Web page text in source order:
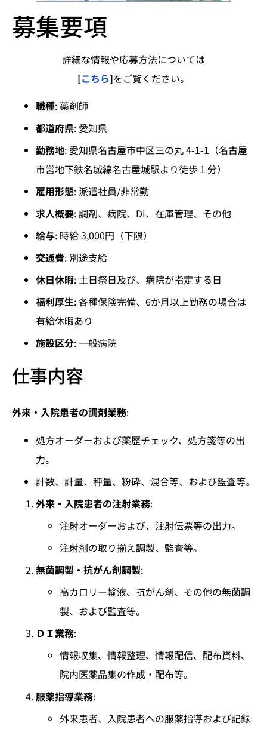
募集要項
詳細な情報や応募方法については
[こちら]をご覧ください。
職種: 薬剤師
都道府県: 愛知県
勤務地: 愛知県名古屋市中区三の丸 4-1-1（名古屋
市営地下鉄名城線名古屋城駅より徒歩１分）
雇用形態: 派遣社員/非常勤
求人概要: 調剤、病院、DI、在庫管理、その他
給与: 時給 3,000円（下限）
交通費: 別途支給
休日休暇: 土日祭日及び、病院が指定する日
福利厚生: 各種保険完備、6か月以上勤務の場合は
有給休暇あり
施設区分: 一般病院
仕事内容
外来・入院患者の調剤業務:
処方オーダーおよび薬歴チェック、処方箋等の出
力。
計数、計量、秤量、粉砕、混合等、および監査等。
外来・入院患者の注射業務:
注射オーダーおよび、注射伝票等の出力。
注射剤の取り揃え調製、監査等。
無菌調製・抗がん剤調製:
高カロリー輸液、抗がん剤、その他の無菌調
製、および監査等。
ＤＩ業務:
情報収集、情報整理、情報配信、配布資料、
院内医薬品集の作成・配布等。
服薬指導業務:
外来患者、入院患者への服薬指導および記録